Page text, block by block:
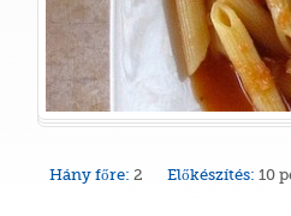
Hány főre: 2 Előkészítés: 10